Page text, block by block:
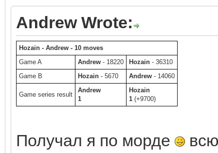
Andrew Wrote:
Hozain - Andrew - 10 moves
Game A
Andrew - 18220 Hozain - 36310
Game B
Hozain - 5670 Andrew - 14060
Game series result
Andrew
1
Hozain
1 (+9700)
Получал я по морде